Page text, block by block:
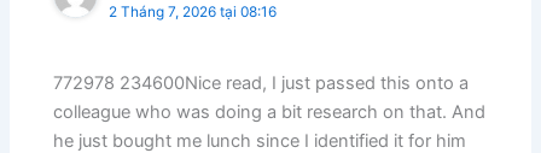
2 Tháng 7, 2026 tại 08:16
772978 234600Nice read, I just passed this onto a
colleague who was doing a bit research on that. And
he just bought me lunch since I identified it for him